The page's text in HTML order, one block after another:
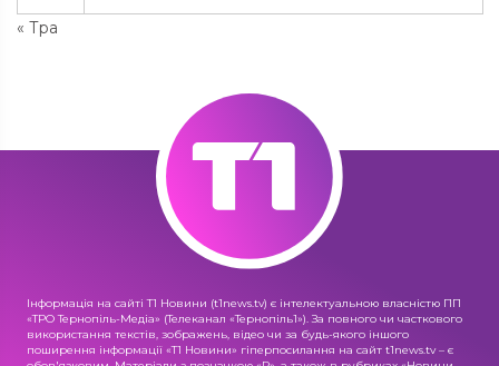
« Тра
Інформація на сайті Т1 Новини (t1news.tv) є інтелектуальною власністю ПП
«ТРО Тернопіль-Медіа» (Телеканал «Тернопіль1»). За повного чи часткового
використання текстів, зображень, відео чи за будь-якого іншого
поширення інформації «Т1 Новини» гіперпосилання на сайт t1news.tv – є